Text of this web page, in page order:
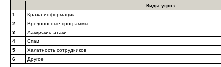
Виды угроз
1
Кража информации
2
Вредоносные программы
3
Хакерские атаки
4
Спам
5
Халатность сотрудников
6
Другое